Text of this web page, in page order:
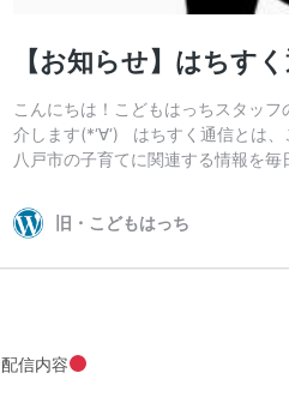
配信内容